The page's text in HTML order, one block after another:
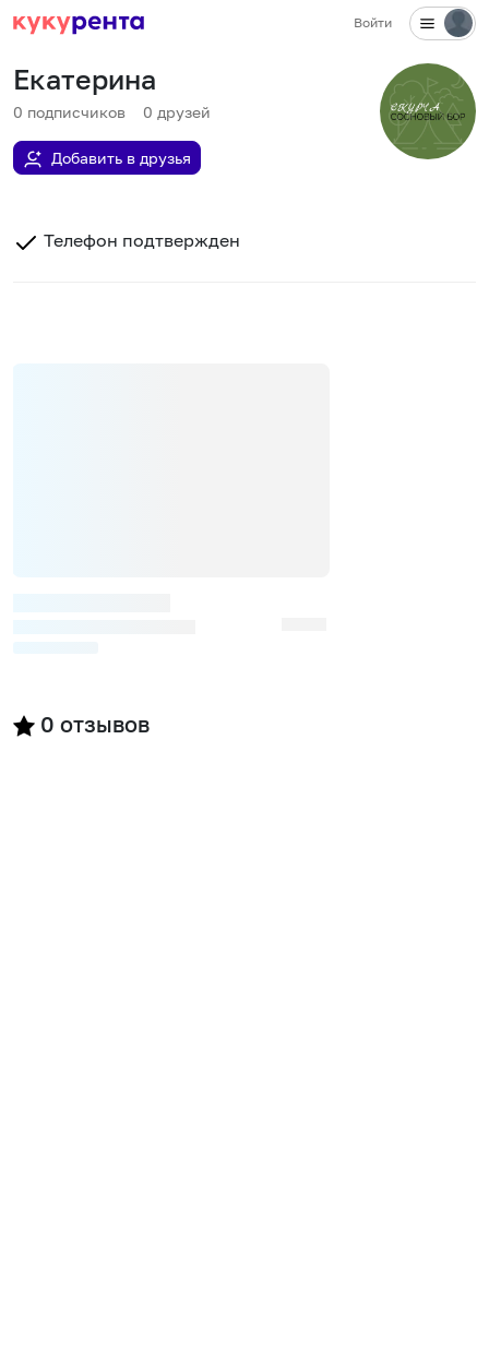
Войти
Екатерина
0 подписчиков 0 друзей
Добавить в друзья
Телефон подтвержден
0 отзывов